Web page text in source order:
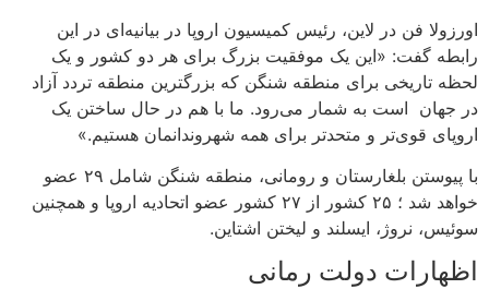
اورزولا فن در لاین، رئیس کمیسیون اروپا در بیانیه‌ای در این
رابطه گفت: «این یک موفقیت بزرگ برای هر دو کشور و یک
لحظه تاریخی برای منطقه شنگن که بزرگترین منطقه تردد آزاد
در جهان است به شمار می‌رود. ما با هم در حال ساختن یک
اروپای قوی‌تر و متحدتر برای همه شهروندانمان هستیم.»
با پیوستن بلغارستان و رومانی، منطقه شنگن شامل ۲۹ عضو
خواهد شد ؛ ۲۵ کشور از ۲۷ کشور عضو اتحادیه اروپا و همچنین
سوئیس، نروژ، ایسلند و لیختن اشتاین.
اظهارات دولت رمانی